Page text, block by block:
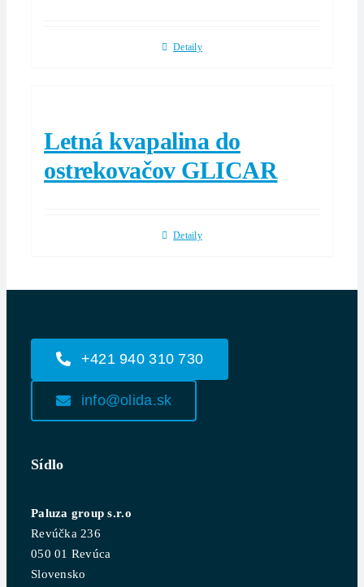
Detaily
Letná kvapalina do
ostrekovačov GLICAR
Detaily
+421 940 310 730
info@olida.sk
Sídlo
Paluza group s.r.o
Revúčka 236
050 01 Revúca
Slovensko